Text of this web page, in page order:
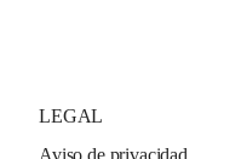
LEGAL
Aviso de privacidad